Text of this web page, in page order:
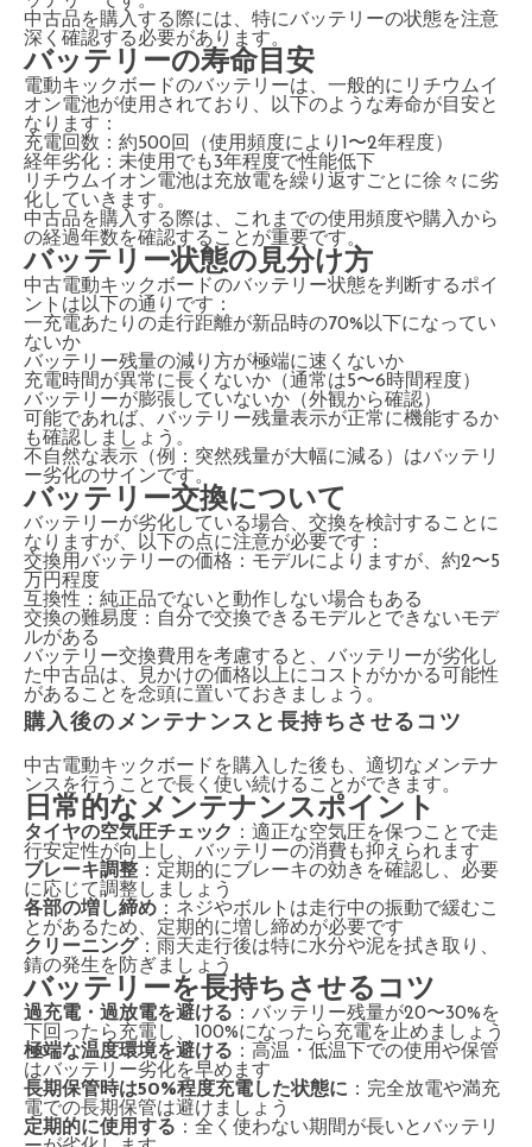
中古品を購入する際には、特にバッテリーの状態を注意
深く確認する必要があります。
バッテリーの寿命目安
電動キックボードのバッテリーは、一般的にリチウムイ
オン電池が使用されており、以下のような寿命が目安と
なります：
充電回数：約500回（使用頻度により1〜2年程度）
経年劣化：未使用でも3年程度で性能低下
リチウムイオン電池は充放電を繰り返すごとに徐々に劣
化していきます。
中古品を購入する際は、これまでの使用頻度や購入から
の経過年数を確認することが重要です。
バッテリー状態の見分け方
中古電動キックボードのバッテリー状態を判断するポイ
ントは以下の通りです：
一充電あたりの走行距離が新品時の70%以下になってい
ないか
バッテリー残量の減り方が極端に速くないか
充電時間が異常に長くないか（通常は5〜6時間程度）
バッテリーが膨張していないか（外観から確認）
可能であれば、バッテリー残量表示が正常に機能するか
も確認しましょう。
不自然な表示（例：突然残量が大幅に減る）はバッテリ
ー劣化のサインです。
バッテリー交換について
バッテリーが劣化している場合、交換を検討することに
なりますが、以下の点に注意が必要です：
交換用バッテリーの価格：モデルによりますが、約2〜5
万円程度
互換性：純正品でないと動作しない場合もある
交換の難易度：自分で交換できるモデルとできないモデ
ルがある
バッテリー交換費用を考慮すると、バッテリーが劣化し
た中古品は、見かけの価格以上にコストがかかる可能性
があることを念頭に置いておきましょう。
購入後のメンテナンスと長持ちさせるコツ
中古電動キックボードを購入した後も、適切なメンテナ
ンスを行うことで長く使い続けることができます。
日常的なメンテナンスポイント
タイヤの空気圧チェック ：適正な空気圧を保つことで走
行安定性が向上し、バッテリーの消費も抑えられます
ブレーキ調整 ：定期的にブレーキの効きを確認し、必要
に応じて調整しましょう
各部の増し締め ：ネジやボルトは走行中の振動で緩むこ
とがあるため、定期的に増し締めが必要です
クリーニング ：雨天走行後は特に水分や泥を拭き取り、
錆の発生を防ぎましょう
バッテリーを長持ちさせるコツ
過充電・過放電を避ける ：バッテリー残量が20〜30%を
下回ったら充電し、100%になったら充電を止めましょう
極端な温度環境を避ける ：高温・低温下での使用や保管
はバッテリー劣化を早めます
長期保管時は50%程度充電した状態に ：完全放電や満充
電での長期保管は避けましょう
定期的に使用する ：全く使わない期間が長いとバッテリ